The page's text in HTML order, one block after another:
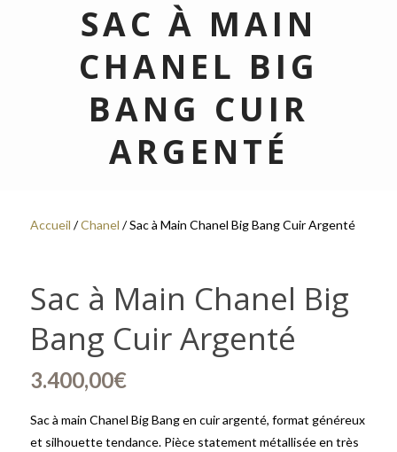
SAC À MAIN
CHANEL BIG
BANG CUIR
ARGENTÉ
Accueil /Chanel / Sac à Main Chanel Big Bang Cuir Argenté
Sac à Main Chanel Big
Bang Cuir Argenté
3.400,00€
Sac à main Chanel Big Bang en cuir argenté, format généreux
et silhouette tendance. Pièce statement métallisée en très